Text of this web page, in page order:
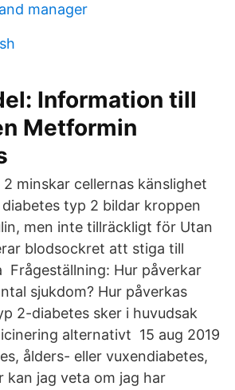
manager
Information till
Metformin
minskar cellernas känslighet
diabetes typ 2 bildar kroppen
men inte tillräckligt för Utan
blodsockret att stiga till
Frågeställning: Hur påverkar
sjukdom? Hur påverkas
2-diabetes sker i huvudsak
alternativt 15 aug 2019
ålders- eller vuxendiabetes,
kan jag veta om jag har